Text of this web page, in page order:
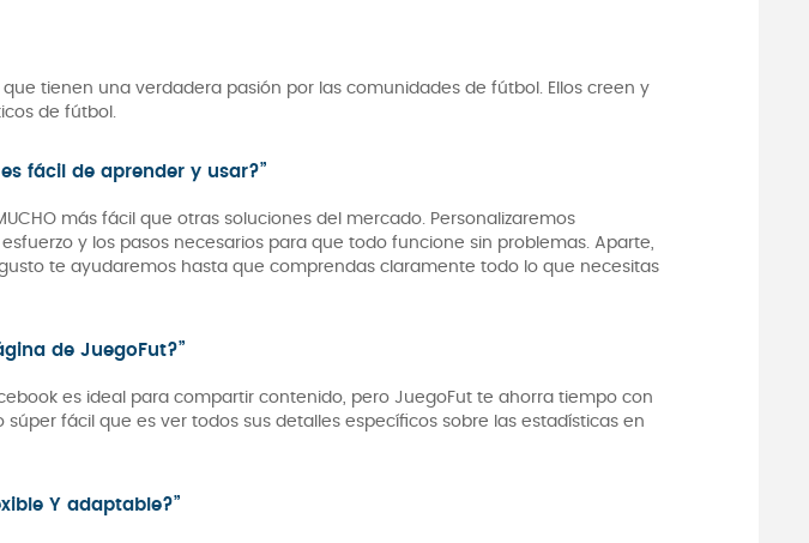
tienen una verdadera pasión por las comunidades de fútbol. Ellos creen y
de fútbol.
fácil de aprender y usar?”
más fácil que otras soluciones del mercado. Personalizaremos
y los pasos necesarios para que todo funcione sin problemas. Aparte,
te ayudaremos hasta que comprendas claramente todo lo que necesitas
de JuegoFut?”
es ideal para compartir contenido, pero JuegoFut te ahorra tiempo con
fácil que es ver todos sus detalles específicos sobre las estadísticas en
Y adaptable?”